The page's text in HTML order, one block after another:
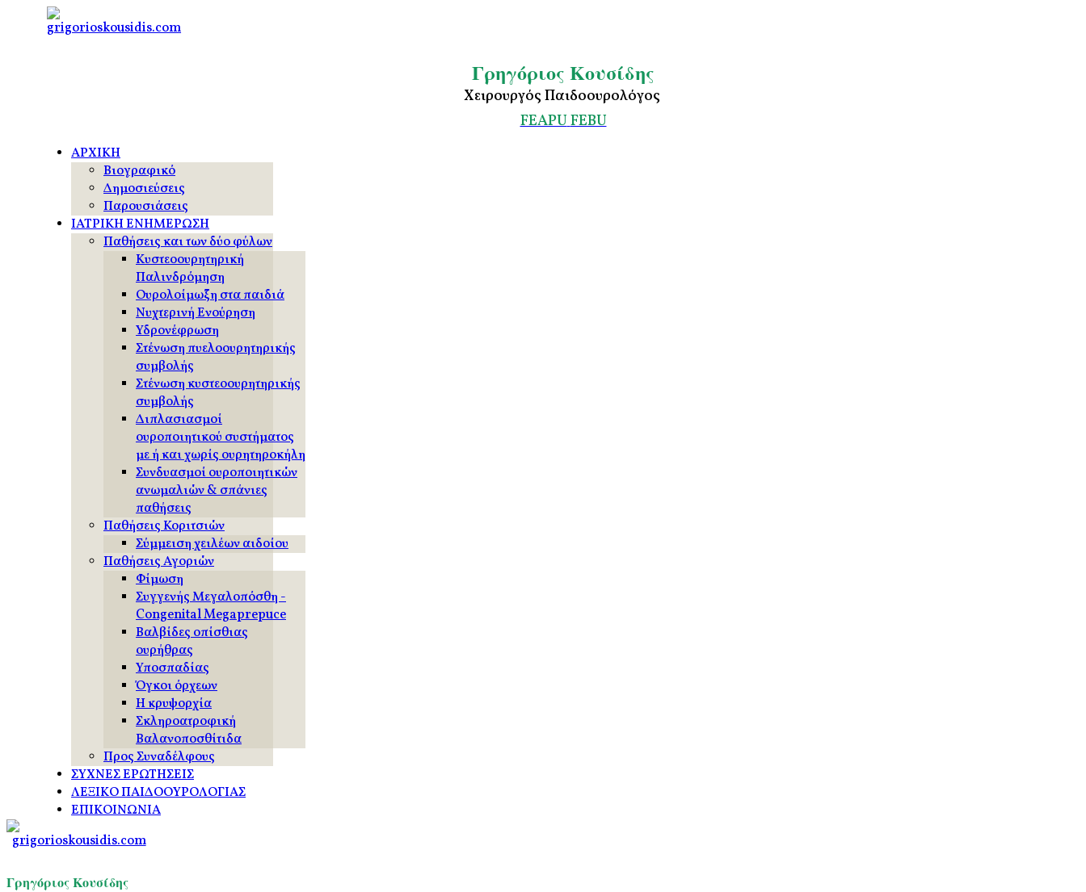
Γρηγόριος Κουσίδης
Χειρουργός Παιδοουρολόγος
FEAPUFEBU
ΑΡΧΙΚΗ
Βιογραφικό
Δημοσιεύσεις
Παρουσιάσεις
ΙΑΤΡΙΚΗ ΕΝΗΜΕΡΩΣΗ
Παθήσεις και των δύο φύλων
Κυστεοουρητηρική
Παλινδρόμηση
Ουρολοίμωξη στα παιδιά
Νυχτερινή Ενούρηση
Υδρονέφρωση
Στένωση πυελοουρητηρικής
συμβολής
Στένωση κυστεοουρητηρικής
συμβολής
Διπλασιασμοί
ουροποιητικού συστήματος
με ή και χωρίς ουρητηροκήλη
Συνδυασμοί ουροποιητικών
ανωμαλιών & σπάνιες
παθήσεις
Παθήσεις Κοριτσιών
Σύμμειση χειλέων αιδοίου
Παθήσεις Αγοριών
Φίμωση
Συγγενής Μεγαλοπόσθη -
Congenital Megaprepuce
Βαλβίδες οπίσθιας
ουρήθρας
Υποσπαδίας
Όγκοι όρχεων
Η κρυψορχία
Σκληροατροφική
Βαλανοποσθίτιδα
Προς Συναδέλφους
ΣΥΧΝΕΣ ΕΡΩΤΗΣΕΙΣ
ΛΕΞΙΚΟ ΠΑΙΔΟΟΥΡΟΛΟΓΙΑΣ
ΕΠΙΚΟΙΝΩΝΙΑ
Γρηγόριος Κουσίδης